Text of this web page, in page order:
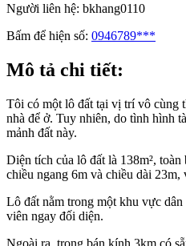
Người liên hệ: bkhang0110
Bấm để hiện số: 0946789***
Mô tả chi tiết:
Tôi có một lô đất tại vị trí vô cùng
nhà để ở. Tuy nhiên, do tình hình
mảnh đất này.
Diện tích của lô đất là 138m²,
chiều ngang 6m và chiều dài 23m,
Lô đất nằm trong một khu vực
viên ngay đối diện.
Ngoài ra, trong bán kính 3km có